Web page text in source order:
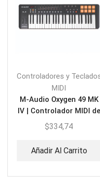
Controladores y
MIDI
M-Audio Oxygen 49 MK
IV | Controlador MIDI de
49 teclas
$334,74
Añadir Al Carrito